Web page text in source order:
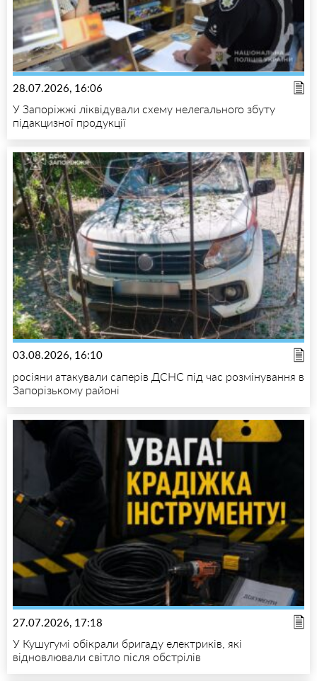
28.07.2026, 16:06
У Запоріжжі ліквідували схему нелегального збуту
підакцизної продукції
03.08.2026, 16:10
росіяни атакували саперів ДСНС під час розмінування в
Запорізькому районі
27.07.2026, 17:18
У Кушугумі обікрали бригаду електриків, які
відновлювали світло після обстрілів